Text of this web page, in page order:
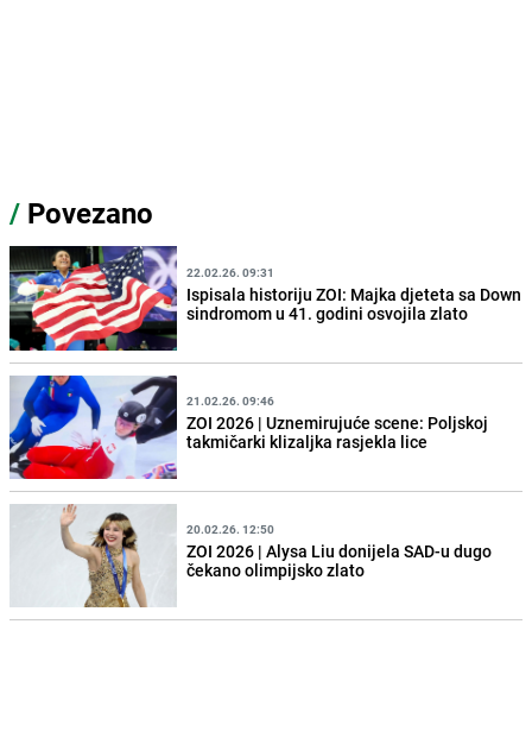
/ Povezano
22.02.26. 09:31
Ispisala historiju ZOI: Majka djeteta sa Down
sindromom u 41. godini osvojila zlato
21.02.26. 09:46
ZOI 2026 | Uznemirujuće scene: Poljskoj
takmičarki klizaljka rasjekla lice
20.02.26. 12:50
ZOI 2026 | Alysa Liu donijela SAD-u dugo
čekano olimpijsko zlato